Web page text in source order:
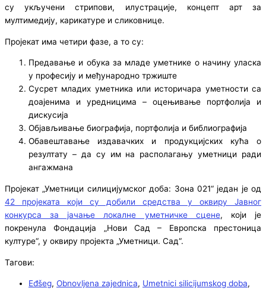
су укључени стрипови, илустрације, концепт арт за
мултимедију, карикатуре и сликовнице.
Пројекат има четири фазе, а то су:
Предавање и обука за младе уметнике о начину уласка
у професију и међународно тржиште
Сусрет младих уметника или историчара уметности са
доајенима и уредницима – оцењивање портфолија и
дискусија
Објављивање биографија, портфолија и библиографија
Обавештавање издавачких и продукцијских кућа о
резултату – да су им на располагању уметници ради
ангажмана
Пројекат „Уметници силицијумског доба: Зона 021“ један је од
42 пројеката који су добили средства у оквиру Јавног
конкурса за јачање локалне уметничке сцене, који је
покренула Фондација „Нови Сад – Европска престоница
културе“, у оквиру пројекта „Уметници. Сад“.
Тагови:
Eđšeg, Obnovljena zajednica, Umetnici silicijumskog doba,